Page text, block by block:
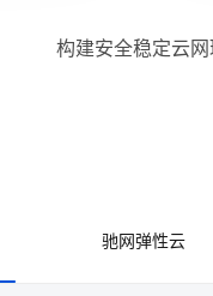
构建安全稳定云
驰网弹性云